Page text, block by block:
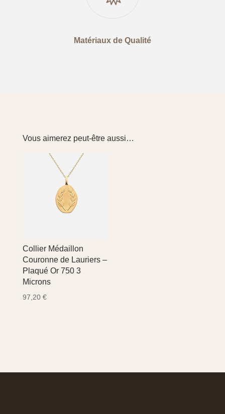
Matériaux de Qualité
Vous aimerez peut-être aussi…
Collier Médaillon
Couronne de Lauriers –
Plaqué Or 750 3
Microns
97,20 €